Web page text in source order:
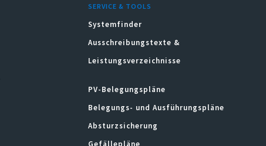
SERVICE & TOOLS
Systemfinder
Ausschreibungstexte &
Leistungsverzeichnisse
PV-Belegungspläne
Belegungs- und Ausführungspläne
Absturzsicherung
Gefällepläne